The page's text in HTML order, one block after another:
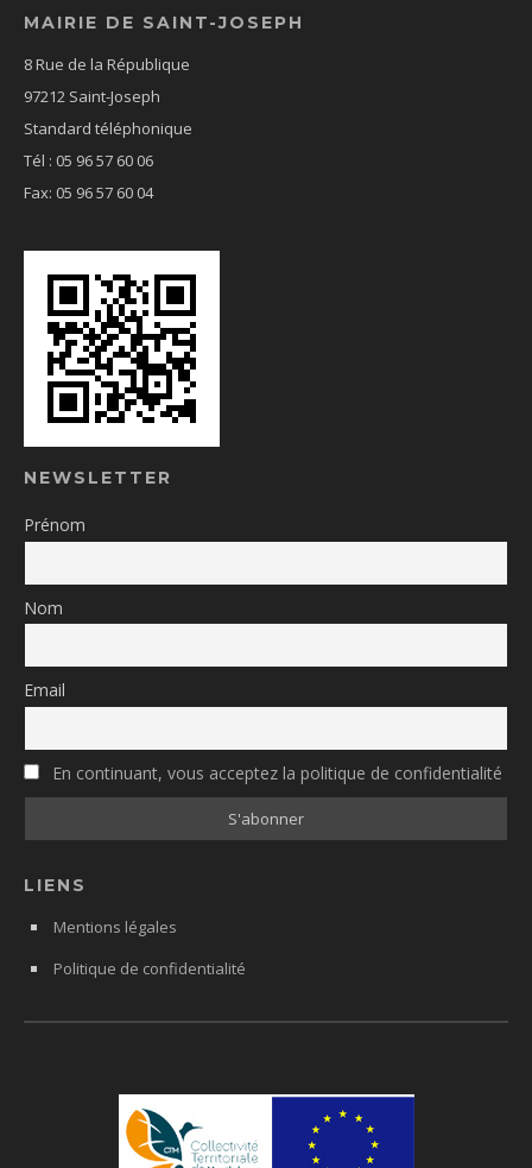
MAIRIE DE SAINT-JOSEPH
8 Rue de la République
97212 Saint-Joseph
Standard téléphonique
Tél : 05 96 57 60 06
Fax: 05 96 57 60 04
NEWSLETTER
Prénom
Nom
Email
En continuant, vous acceptez la politique de confidentialité
LIENS
Mentions légales
Politique de confidentialité